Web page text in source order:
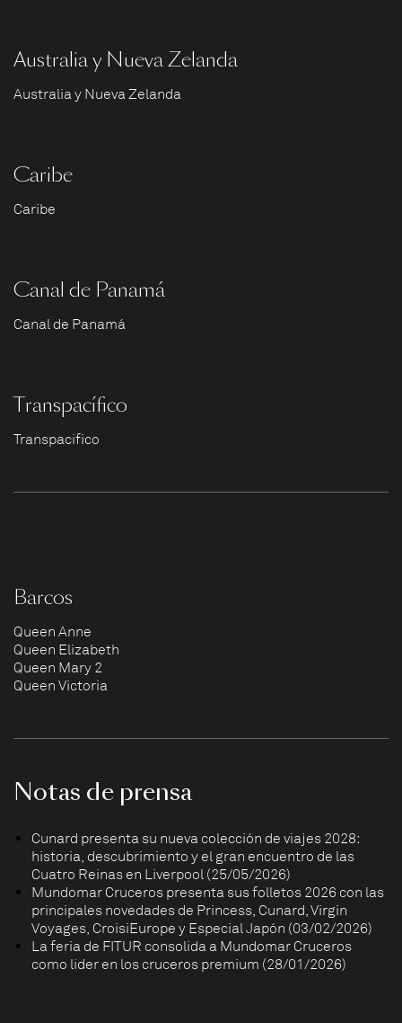
Australia y Nueva Zelanda
Australia y Nueva Zelanda
Caribe
Caribe
Canal de Panamá
Canal de Panamá
Transpacífico
Transpacífico
Barcos
Queen Anne
Queen Elizabeth
Queen Mary 2
Queen Victoria
Notas de prensa
Cunard presenta su nueva colección de viajes 2028:
historia, descubrimiento y el gran encuentro de las
Cuatro Reinas en Liverpool (25/05/2026)
Mundomar Cruceros presenta sus folletos 2026 con las
principales novedades de Princess, Cunard, Virgin
Voyages, CroisiEurope y Especial Japón (03/02/2026)
La feria de FITUR consolida a Mundomar Cruceros
como líder en los cruceros premium (28/01/2026)